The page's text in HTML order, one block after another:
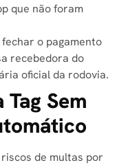
que não foram
o pagamento
recebedora do
oficial da rodovia.
Sem
de multas por